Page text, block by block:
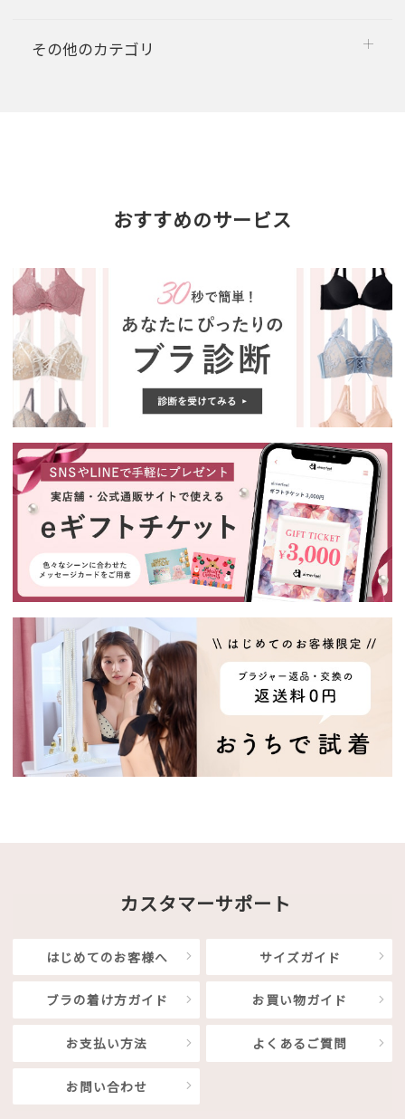
その他のカテゴリ
おすすめのサービス
カスタマーサポート
はじめてのお客様へ サイズガイド
ブラの着け方ガイド お買い物ガイド
お支払い方法 よくあるご質問
お問い合わせ